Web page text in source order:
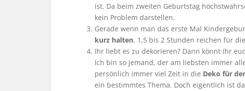
ist. Da beim zweiten Geburtstag
kein Problem darstellen.
Gerade wenn man das erste Mal
kurz halten. 1,5 bis 2 Stunden reichen für
Ihr liebt es zu dekorieren? Dann könnt ihr
Ich bin so jemand, der am liebsten immer
persönlich immer viel Zeit in die Deko für
ein bestimmtes Thema. Doch eigentlich ist